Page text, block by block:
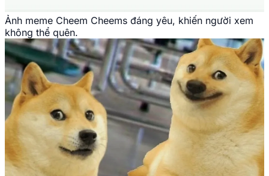
Ảnh meme Cheem Cheems đáng yêu, khiến người xem
không thể quên.